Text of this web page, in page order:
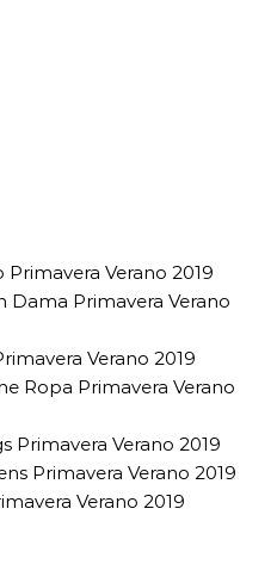
Verano 2019
Dama Primavera Verano
Verano 2019
Ropa Primavera Verano
Primavera Verano 2019
Primavera Verano 2019
Verano 2019